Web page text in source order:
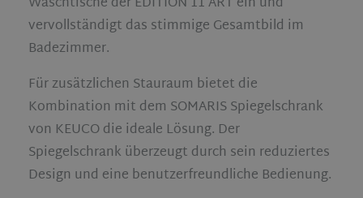
vervollständigt das stimmige Gesamtbild im
Badezimmer.
Für zusätzlichen Stauraum bietet die
Kombination mit dem SOMARIS Spiegelschrank
von KEUCO die ideale Lösung. Der
Spiegelschrank überzeugt durch sein reduziertes
Design und eine benutzerfreundliche Bedienung.